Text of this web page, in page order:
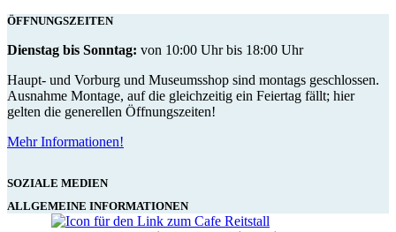
ÖFFNUNGSZEITEN
Dienstag bis Sonntag: von 10:00 Uhr bis 18:00 Uhr
Haupt- und Vorburg und Museumsshop sind montags geschlossen.
Ausnahme Montage, auf die gleichzeitig ein Feiertag fällt; hier
gelten die generellen Öffnungszeiten!
Mehr Informationen!
SOZIALE MEDIEN
ALLGEMEINE INFORMATIONEN